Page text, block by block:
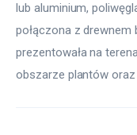
lub aluminium,
połączona z drewnem
prezentowała na
obszarze plantów